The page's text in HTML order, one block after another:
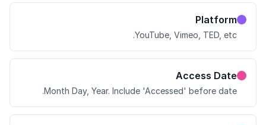
Platform
YouTube, Vimeo, TED, etc.
Access Date
Month Day, Year. Include 'Accessed' before date.